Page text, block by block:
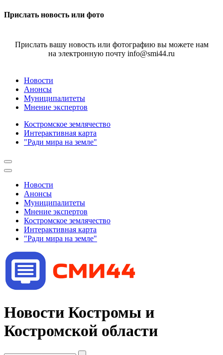
Прислать новость или фото
Прислать вашу новость или фотографию вы можете нам
на электронную почту info@smi44.ru
Новости
Анонсы
Муниципалитеты
Мнение экспертов
Костромское землячество
Интерактивная карта
"Ради мира на земле"
Новости
Анонсы
Муниципалитеты
Мнение экспертов
Костромское землячество
Интерактивная карта
"Ради мира на земле"
Новости Костромы и
Костромской области